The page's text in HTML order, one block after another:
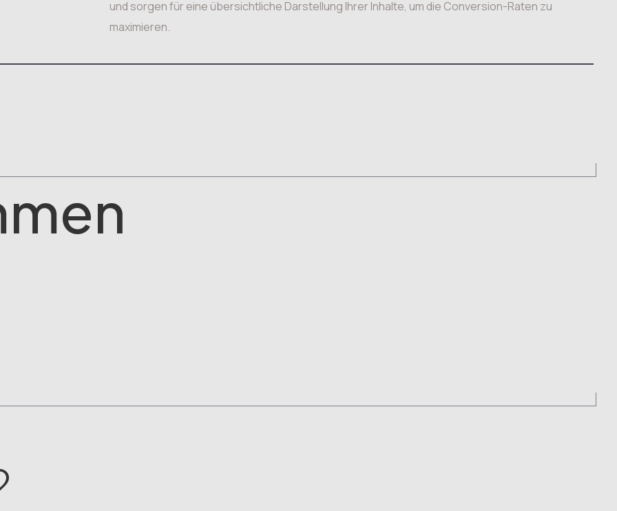
und sorgen für eine übersichtliche Darstellung Ihrer Inhalte, um die Conversion-Raten zu
maximieren.